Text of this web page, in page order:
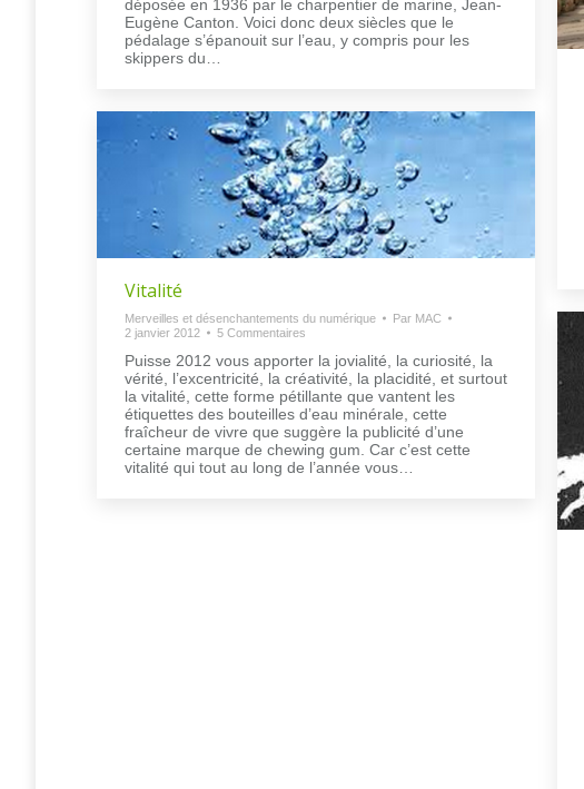
déposée en 1936 par le charpentier de marine, Jean-
Eugène Canton. Voici donc deux siècles que le
pédalage s’épanouit sur l’eau, y compris pour les
skippers du…
Vitalité
Merveilles et désenchantements du numérique Par MAC
2 janvier 2012
5 Commentaires
Puisse 2012 vous apporter la jovialité, la curiosité, la
vérité, l’excentricité, la créativité, la placidité, et surtout
la vitalité, cette forme pétillante que vantent les
étiquettes des bouteilles d’eau minérale, cette
fraîcheur de vivre que suggère la publicité d’une
certaine marque de chewing gum. Car c’est cette
vitalité qui tout au long de l’année vous…